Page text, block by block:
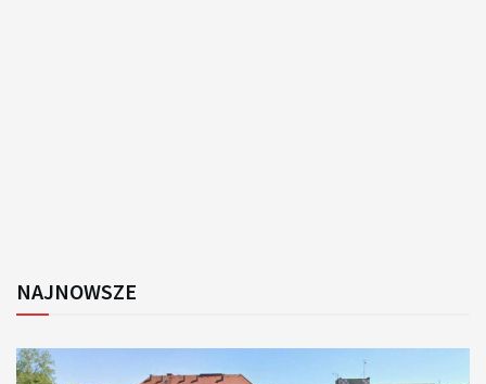
NAJNOWSZE